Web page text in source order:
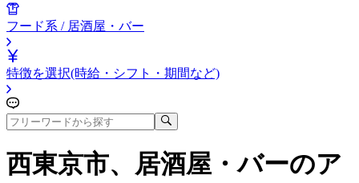
フード系 / 居酒屋・バー
特徴を選択(時給・シフト・期間など)
西東京市、居酒屋・バーのア